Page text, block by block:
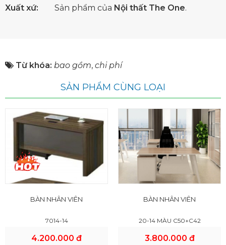
Xuất xứ:
Sản phẩm của Nội thất The One.
Từ khóa: bao gồm, chi phí
SẢN PHẨM CÙNG LOẠI
BÀN NHÂN VIÊN
7014-14
4.200.000 đ
BÀN NHÂN VIÊN
20-14 MÀU C50+C42
3.800.000 đ